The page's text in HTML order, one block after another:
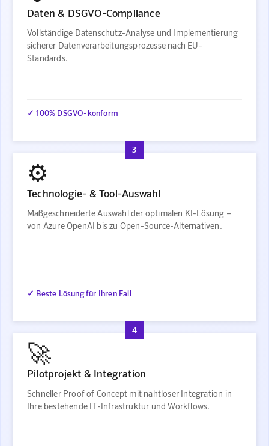
Daten & DSGVO-Compliance
Vollständige Datenschutz-Analyse und Implementierung
sicherer Datenverarbeitungsprozesse nach EU-
Standards.
✓ 100% DSGVO-konform
3
⚙️
Technologie- & Tool-Auswahl
Maßgeschneiderte Auswahl der optimalen KI-Lösung –
von Azure OpenAI bis zu Open-Source-Alternativen.
✓ Beste Lösung für Ihren Fall
4
🚀
Pilotprojekt & Integration
Schneller Proof of Concept mit nahtloser Integration in
Ihre bestehende IT-Infrastruktur und Workflows.